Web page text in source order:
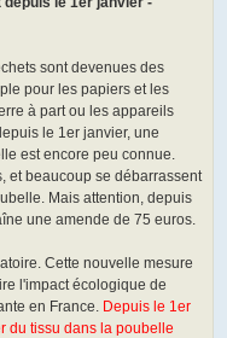
sont devenues des
pour les papiers et les
à part ou les appareils
le 1er janvier, une
est encore peu connue.
et beaucoup se débarrassent
Mais attention, depuis
une amende de 75 euros.
Cette nouvelle mesure
l'impact écologique de
en France. Depuis le 1er
du tissu dans la poubelle